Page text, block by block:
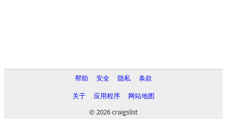
帮助 安全 隐私
条款
关于
应用程序
网站地图
© 2026 craigslist